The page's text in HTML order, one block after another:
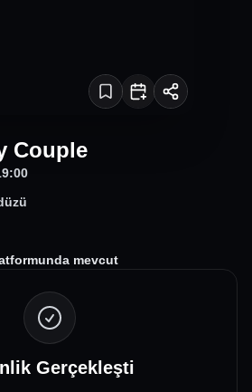
Couple
mevcut
Gerçekleşti